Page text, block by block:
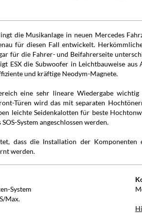
die Musikanlage in neuen Mercedes
für diesen Fall entwickelt.
für die Fahrer- und Beifahrerseite
ESX die Subwoofer in Leichtbauweise
und kräftige Neodym-Magnete.
eine sehr lineare Wiedergabe
Türen wird das mit separaten
leichte Seidenkalotten für beste
System angeschlossen werden.
dass die Installation der
werden.
System
Max.